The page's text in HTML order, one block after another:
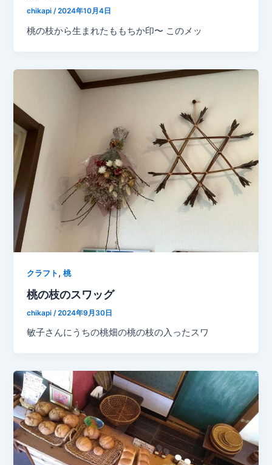
chikapi/2024年10月4日
桃の枝から生まれたももちか印〜 このメッ
クラフト ,桃
桃の枝のスワッグ
chikapi /2024年9月30日
敏子さんにうちの桃畑の桃の枝の入ったスワ